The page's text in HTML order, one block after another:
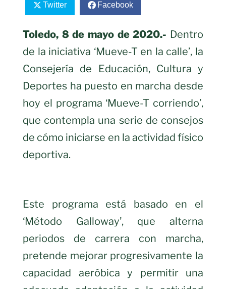
Twitter Facebook
Toledo, 8 de mayo de 2020.- Dentro
de la iniciativa ‘Mueve-T en la calle’, la
Consejería de Educación, Cultura y
Deportes ha puesto en marcha desde
hoy el programa ‘Mueve-T corriendo’,
que contempla una serie de consejos
de cómo iniciarse en la actividad físico
deportiva.
Este programa está basado en el
‘Método Galloway’, que alterna
periodos de carrera con marcha,
pretende mejorar progresivamente la
capacidad aeróbica y permitir una